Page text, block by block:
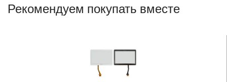
Рекомендуем покупать вместе